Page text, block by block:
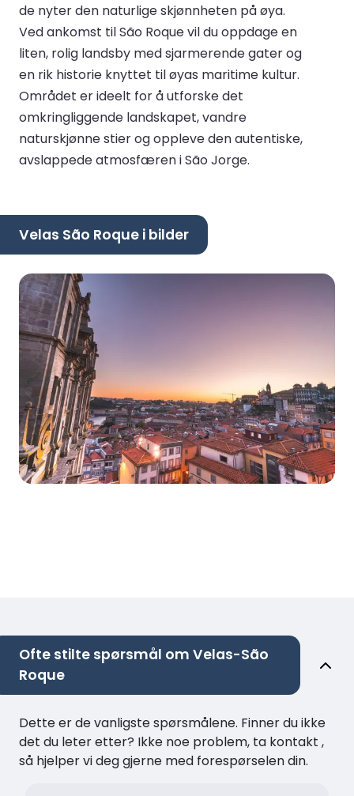
de nyter den naturlige skjønnheten på øya.
Ved ankomst til São Roque vil du oppdage en
liten, rolig landsby med sjarmerende gater og
en rik historie knyttet til øyas maritime kultur.
Området er ideelt for å utforske det
omkringliggende landskapet, vandre
naturskjønne stier og oppleve den autentiske,
avslappede atmosfæren i São Jorge.
Velas São Roque i bilder
Ofte stilte spørsmål om Velas-São
Roque
Dette er de vanligste spørsmålene. Finner du ikke
det du leter etter? Ikke noe problem, ta kontakt ,
så hjelper vi deg gjerne med forespørselen din.